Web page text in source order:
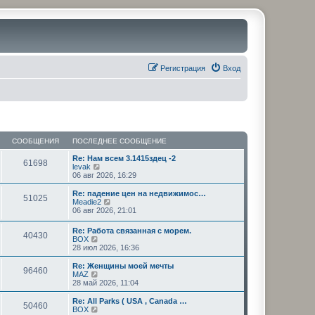
Вход
Регистрация
СООБЩЕНИЯ ПОСЛЕДНЕЕ СООБЩЕНИЕ
61698
Re: Нам всем 3.1415здец -2
levak
е
р
е
й
т
п
с
л
е
н
е
м
06 авг 2026, 16:29
51025
Re: падение цен на недвижимос…
Meadie2
е
й
т
и
п
с
л
е
06 авг 2026, 21:01
40430
Re: Работа связанная с морем.
BOX
е
р
е
т
к
п
28 июл 2026, 16:36
96460
Re: Женщины моей мечты
MAZ
е
р
е
28 май 2026, 11:04
50460
Re: All Parks ( USA , Canada …
BOX